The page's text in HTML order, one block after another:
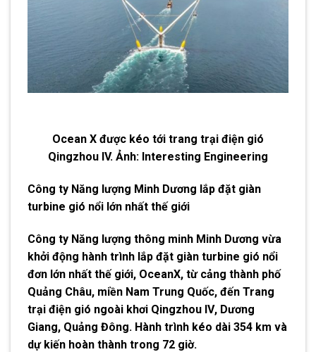
Ocean X được kéo tới trang trại điện gió
Qingzhou IV. Ảnh: Interesting Engineering
Công ty Năng lượng Minh Dương lắp đặt giàn
turbine gió nổi lớn nhất thế giới
Công ty Năng lượng thông minh Minh Dương vừa
khởi động hành trình lắp đặt giàn turbine gió nổi
đơn lớn nhất thế giới, OceanX, từ cảng thành phố
Quảng Châu, miền Nam Trung Quốc, đến Trang
trại điện gió ngoài khơi Qingzhou IV, Dương
Giang, Quảng Đông. Hành trình kéo dài 354 km và
dự kiến hoàn thành trong 72 giờ.